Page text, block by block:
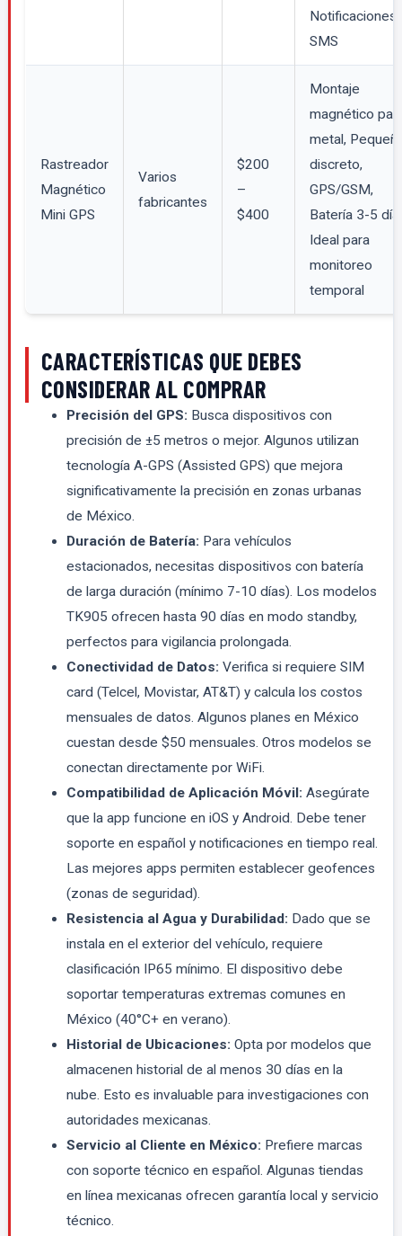
Notificaciones
SMS
Rastreador
Magnético
Mini GPS
Varios
fabricantes
$200
–
$400
Montaje
magnético
metal,
discreto,
GPS/GSM,
Batería 3-5
Ideal para
monitoreo
temporal
CARACTERÍSTICAS QUE DEBES
CONSIDERAR AL COMPRAR
Precisión del GPS: Busca dispositivos con
precisión de ±5 metros o mejor. Algunos utilizan
tecnología A-GPS (Assisted GPS) que mejora
significativamente la precisión en zonas urbanas
de México.
Duración de Batería: Para vehículos
estacionados, necesitas dispositivos con batería
de larga duración (mínimo 7-10 días). Los modelos
TK905 ofrecen hasta 90 días en modo standby,
perfectos para vigilancia prolongada.
Conectividad de Datos: Verifica si requiere SIM
card (Telcel, Movistar, AT&T) y calcula los costos
mensuales de datos. Algunos planes en México
cuestan desde $50 mensuales. Otros modelos se
conectan directamente por WiFi.
Compatibilidad de Aplicación Móvil: Asegúrate
que la app funcione en iOS y Android. Debe tener
soporte en español y notificaciones en tiempo real.
Las mejores apps permiten establecer geofences
(zonas de seguridad).
Resistencia al Agua y Durabilidad: Dado que se
instala en el exterior del vehículo, requiere
clasificación IP65 mínimo. El dispositivo debe
soportar temperaturas extremas comunes en
México (40°C+ en verano).
Historial de Ubicaciones: Opta por modelos que
almacenen historial de al menos 30 días en la
nube. Esto es invaluable para investigaciones con
autoridades mexicanas.
Servicio al Cliente en México: Prefiere marcas
con soporte técnico en español. Algunas tiendas
en línea mexicanas ofrecen garantía local y servicio
técnico.